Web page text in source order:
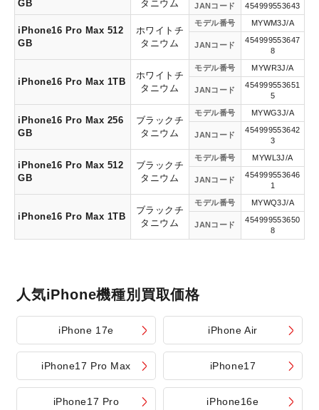
GB タニウム JANコード 454999553643
iPhone16 Pro Max 512
GB
ホワイトチ
タニウム
モデル番号 MYWM3J/A
JANコード
454999553647
8
iPhone16 Pro Max 1TB
ホワイトチ
タニウム
モデル番号 MYWR3J/A
JANコード
454999553651
5
iPhone16 Pro Max 256
GB
ブラックチ
タニウム
モデル番号 MYWG3J/A
JANコード
454999553642
3
iPhone16 Pro Max 512
GB
ブラックチ
タニウム
モデル番号 MYWL3J/A
JANコード
454999553646
1
iPhone16 Pro Max 1TB
ブラックチ
タニウム
モデル番号 MYWQ3J/A
JANコード
454999553650
8
人気iPhone機種別買取価格
iPhone 17e iPhone Air
iPhone17 Pro Max iPhone17
iPhone17 Pro iPhone16e